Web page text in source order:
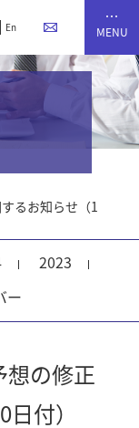
En
るお知らせ（1
2023
ー
の修正
付）